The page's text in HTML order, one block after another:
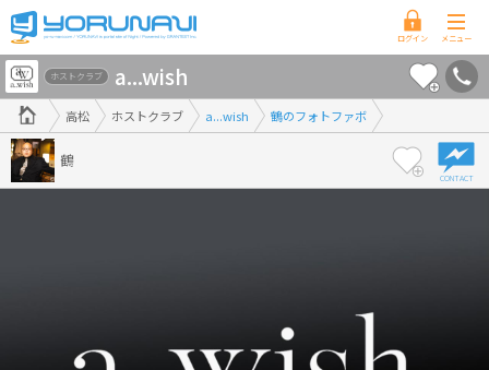
香
川
県
版
高松 ホストクラブ a...wish 鶴のフォトファボ
ホストクラブ a...wish
鶴